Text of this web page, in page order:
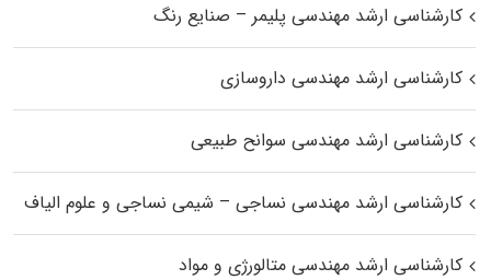
کارشناسی ارشد مهندسی پلیمر – صنایع رنگ
کارشناسی ارشد مهندسی داروسازی
کارشناسی ارشد مهندسی سوانح طبیعی
کارشناسی ارشد مهندسی نساجی – شیمی نساجی و علوم الیاف
کارشناسی ارشد مهندسی متالورژی و مواد